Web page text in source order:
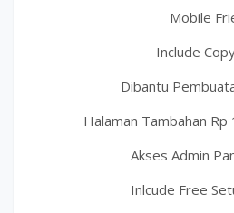
Mobile
Include
Dibantu
Halaman Tambahan
Akses Admin
Inlcude Free